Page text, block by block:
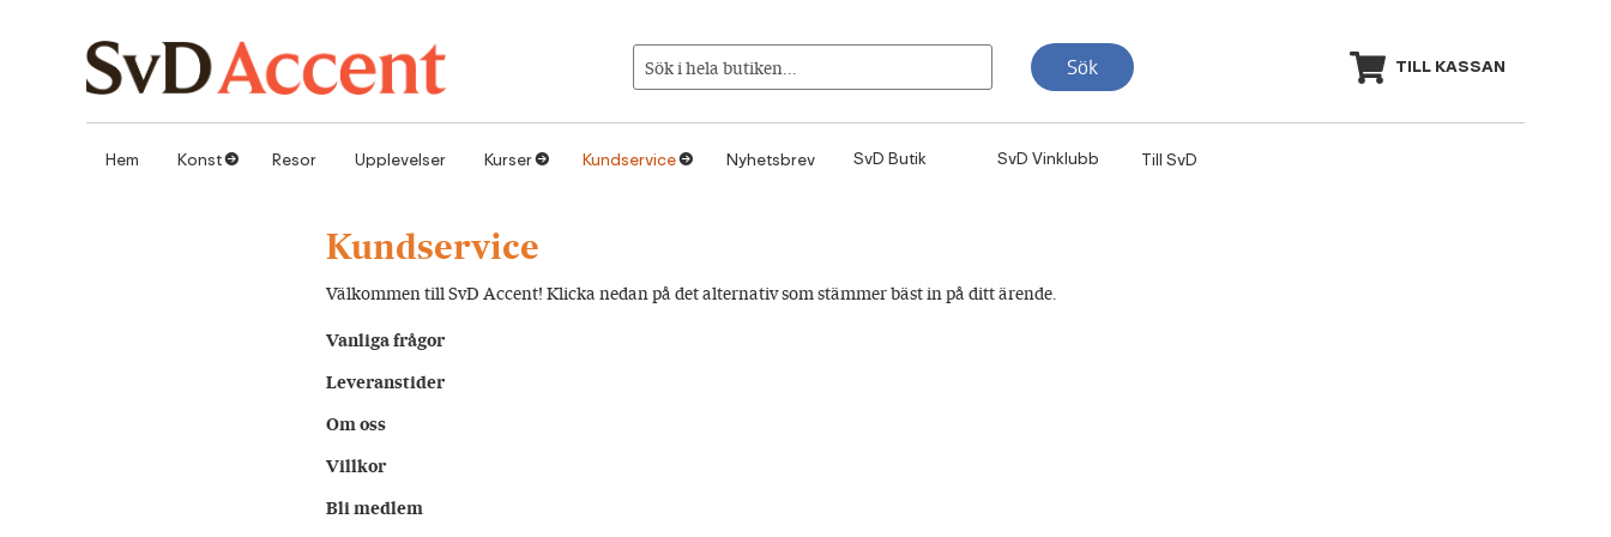
Sök i hela butiken... Sök TILL KASSAN
Hem Konst1 Resor Upplevelser Kurser1 Kundservice1 Nyhetsbrev SvD Butik SvD Vinklubb Till SvD
Kundservice
Välkommen till SvD Accent! Klicka nedan på det alternativ som stämmer bäst in på ditt ärende.
Vanliga frågor
Leveranstider
Om oss
Villkor
Bli medlem